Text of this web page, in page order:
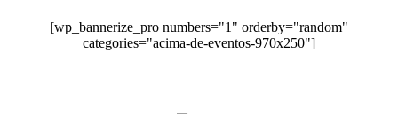
[wp_bannerize_pro numbers="1" orderby="random"
categories="acima-de-eventos-970x250"]